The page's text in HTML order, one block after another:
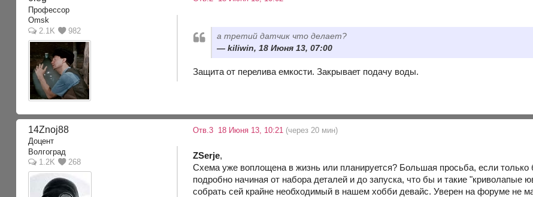
Профессор
Omsk
2.1K
982
а третий датчик что делает?
kiliwin, 18 Июня 13, 07:00
Защита от перелива емкости. Закрывает подачу воды.
14Znoj88
Доцент
Волгоград
1.2K
268
Отв.3 18 Июня 13, 10:21 (через 20 мин)
ZSerje,
Схема уже воплощена в жизнь или планируется? Большая просьба, если
подробно начиная от набора деталей и до запуска, что бы и такие "криволапые
собрать сей крайне необходимый в нашем хобби девайс. Уверен на форуме не